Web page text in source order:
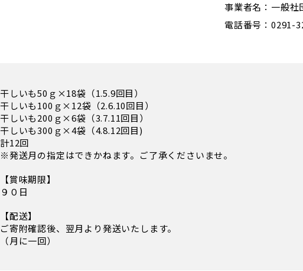
事業者名：一般社
電話番号：0291-
干しいも50ｇ×18袋（1.5.9回目）
干しいも100ｇ×12袋（2.6.10回目）
干しいも200ｇ×6袋（3.7.11回目）
干しいも300ｇ×4袋（4.8.12回目)
計12回
※発送月の指定はできかねます。ご了承くださいませ。
【賞味期限】
９０日
【配送】
ご寄附確認後、翌月より発送いたします。
（月に一回）